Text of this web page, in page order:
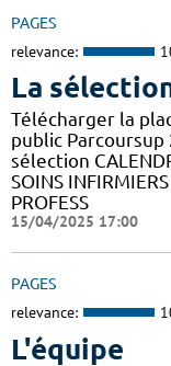
PAGES
relevance:
La
Télécharger la
public
sélection
SOINS
PROFESS
15/04/2025 17:00
PAGES
relevance:
L'équipe